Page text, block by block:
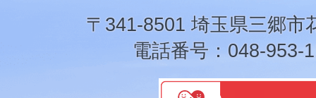
市
〒341-8501 埼玉県三郷市
電話番号：048-953-